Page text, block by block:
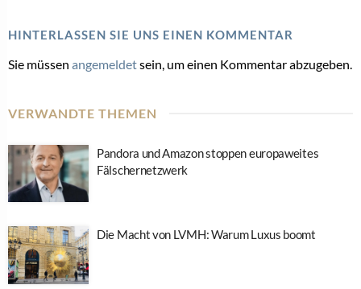
HINTERLASSEN SIE UNS EINEN KOMMENTAR
Sie müssen angemeldetsein, um einen Kommentar abzugeben.
VERWANDTE THEMEN
Pandora und Amazon stoppen europaweites
Fälschernetzwerk
Die Macht von LVMH: Warum Luxus boomt